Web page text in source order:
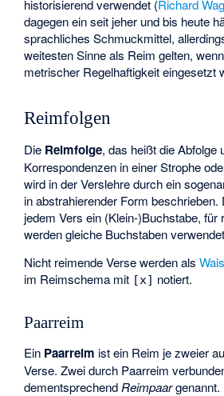
historisierend verwendet (Richard
dagegen ein seit jeher und bis heute
sprachliches Schmuckmittel,
weitesten Sinne als Reim gelten,
metrischer Regelhaftigkeit eingesetzt
Reimfolgen
Die Reimfolge, das heißt die Abfolge
Korrespondenzen in einer Strophe
wird in der Verslehre durch ein
in abstrahierender Form beschrieben.
jedem Vers ein (Klein-)Buchstabe, für
werden gleiche Buchstaben
Nicht reimende Verse werden als
im Reimschema mit [x] notiert.
Paarreim
Ein Paarreim ist ein Reim je zweier
Verse. Zwei durch Paarreim
dementsprechend Reimpaargenannt.